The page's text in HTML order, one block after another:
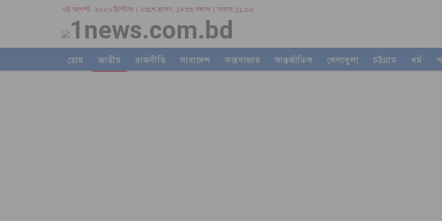
৭ই আগস্ট, ২০২৬ খ্রিস্টাব্দ | ২৩শে শ্রাবণ, ১৪৩৩ বঙ্গাব্দ | সকাল ১১:০২
হোম জাতীয় রাজনীতি সারাদেশ কক্সবাজার আন্তর্জাতিক খেলাধুলা চট্টগ্রাম ধর্ম